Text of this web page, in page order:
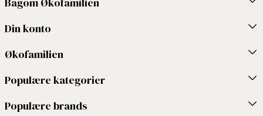
Din konto
Økofamilien
Populære kategorier
Populære brands